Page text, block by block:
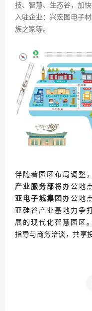
技、智慧、生态谷，加快
入驻企业：兴宏图电子
族之家等。
伴随着园区布局调整
产业服务部将办公地
亚电子城集团 办公地
亚硅谷产业基地力争
展的现代化智慧园区
指导与商务洽谈，共享